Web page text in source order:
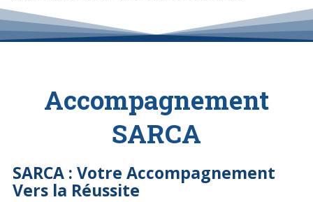
Accompagnement
SARCA
SARCA : Votre Accompagnement
Vers la Réussite